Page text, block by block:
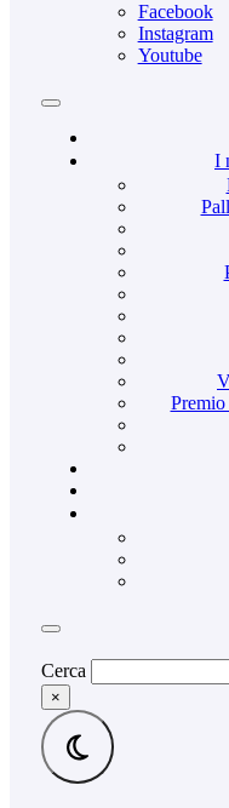
Facebook
Instagram
Youtube
I
Cerca
×